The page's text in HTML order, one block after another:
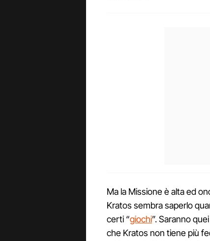
Ma la Missione è alta ed
Kratos sembra saperlo
certi “giochi”. Saranno
che Kratos non tiene più